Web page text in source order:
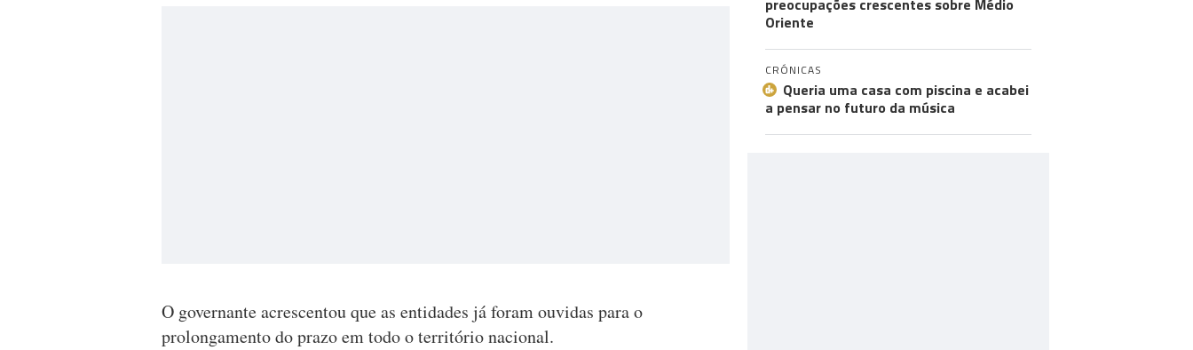
O governante acrescentou que as entidades já foram ouvidas para o
prolongamento do prazo em todo o território nacional.
preocupações crescentes sobre Médio
Oriente
CRÓNICAS
Queria uma casa com piscina e acabei
a pensar no futuro da música